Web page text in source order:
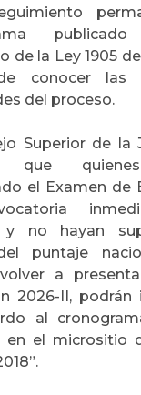
de la Ley 1905
conocer las
del proceso.
Superior de la
que
el Examen de
y no hayan
puntaje
a
2026-II, podrán
al
en el micrositio